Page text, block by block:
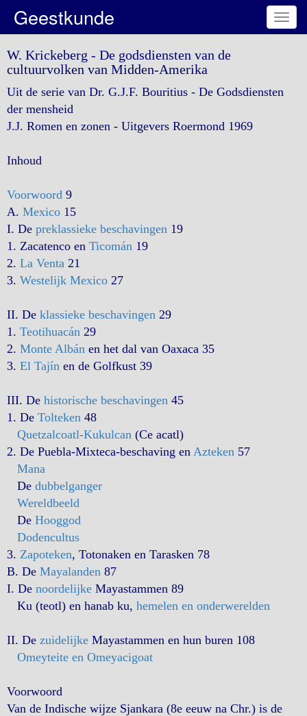
Geestkunde
W. Krickeberg - De godsdiensten van de
cultuurvolken van Midden-Amerika
Uit de serie van Dr. G.J.F. Bouritius - De Godsdiensten
der mensheid
J.J. Romen en zonen - Uitgevers Roermond 1969
Inhoud
Voorwoord 9
A. Mexico 15
I. De preklassieke beschavingen 19
1. Zacatenco en Ticomán 19
2. La Venta 21
3. Westelijk Mexico 27
II. De klassieke beschavingen 29
1. Teotihuacán 29
2. Monte Albán en het dal van Oaxaca 35
3. El Tajín en de Golfkust 39
III. De historische beschavingen 45
1. De Tolteken 48
Quetzalcoatl-Kukulcan (Ce acatl)
2. De Puebla-Mixteca-beschaving en Azteken 57
Mana
De dubbelganger
Wereldbeeld
De Hooggod
Dodencultus
3. Zapoteken, Totonaken en Tarasken 78
B. De Mayalanden 87
I. De noordelijke Mayastammen 89
Ku (teotl) en hanab ku, hemelen en onderwerelden
II. De zuidelijke Mayastammen en hun buren 108
Omeyteite en Omeyacigoat
Voorwoord
Van de Indische wijze Sjankara (8e eeuw na Chr.) is de